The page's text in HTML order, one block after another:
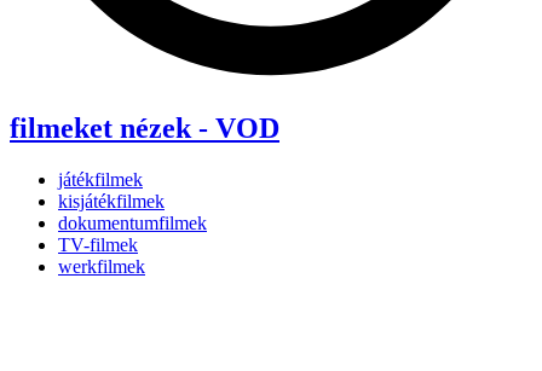
filmeket nézek - VOD
játékfilmek
kisjátékfilmek
dokumentumfilmek
TV-filmek
werkfilmek